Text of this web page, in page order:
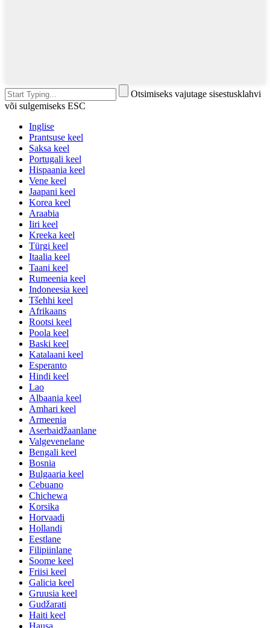
Otsimiseks vajutage sisestusklahvi
või sulgemiseks ESC
Inglise
Prantsuse keel
Saksa keel
Portugali keel
Hispaania keel
Vene keel
Jaapani keel
Korea keel
Araabia
Iiri keel
Kreeka keel
Türgi keel
Itaalia keel
Taani keel
Rumeenia keel
Indoneesia keel
Tšehhi keel
Afrikaans
Rootsi keel
Poola keel
Baski keel
Katalaani keel
Esperanto
Hindi keel
Lao
Albaania keel
Amhari keel
Armeenia
Aserbaidžaanlane
Valgevenelane
Bengali keel
Bosnia
Bulgaaria keel
Cebuano
Chichewa
Korsika
Horvaadi
Hollandi
Eestlane
Filipiinlane
Soome keel
Friisi keel
Galicia keel
Gruusia keel
Gudžarati
Haiti keel